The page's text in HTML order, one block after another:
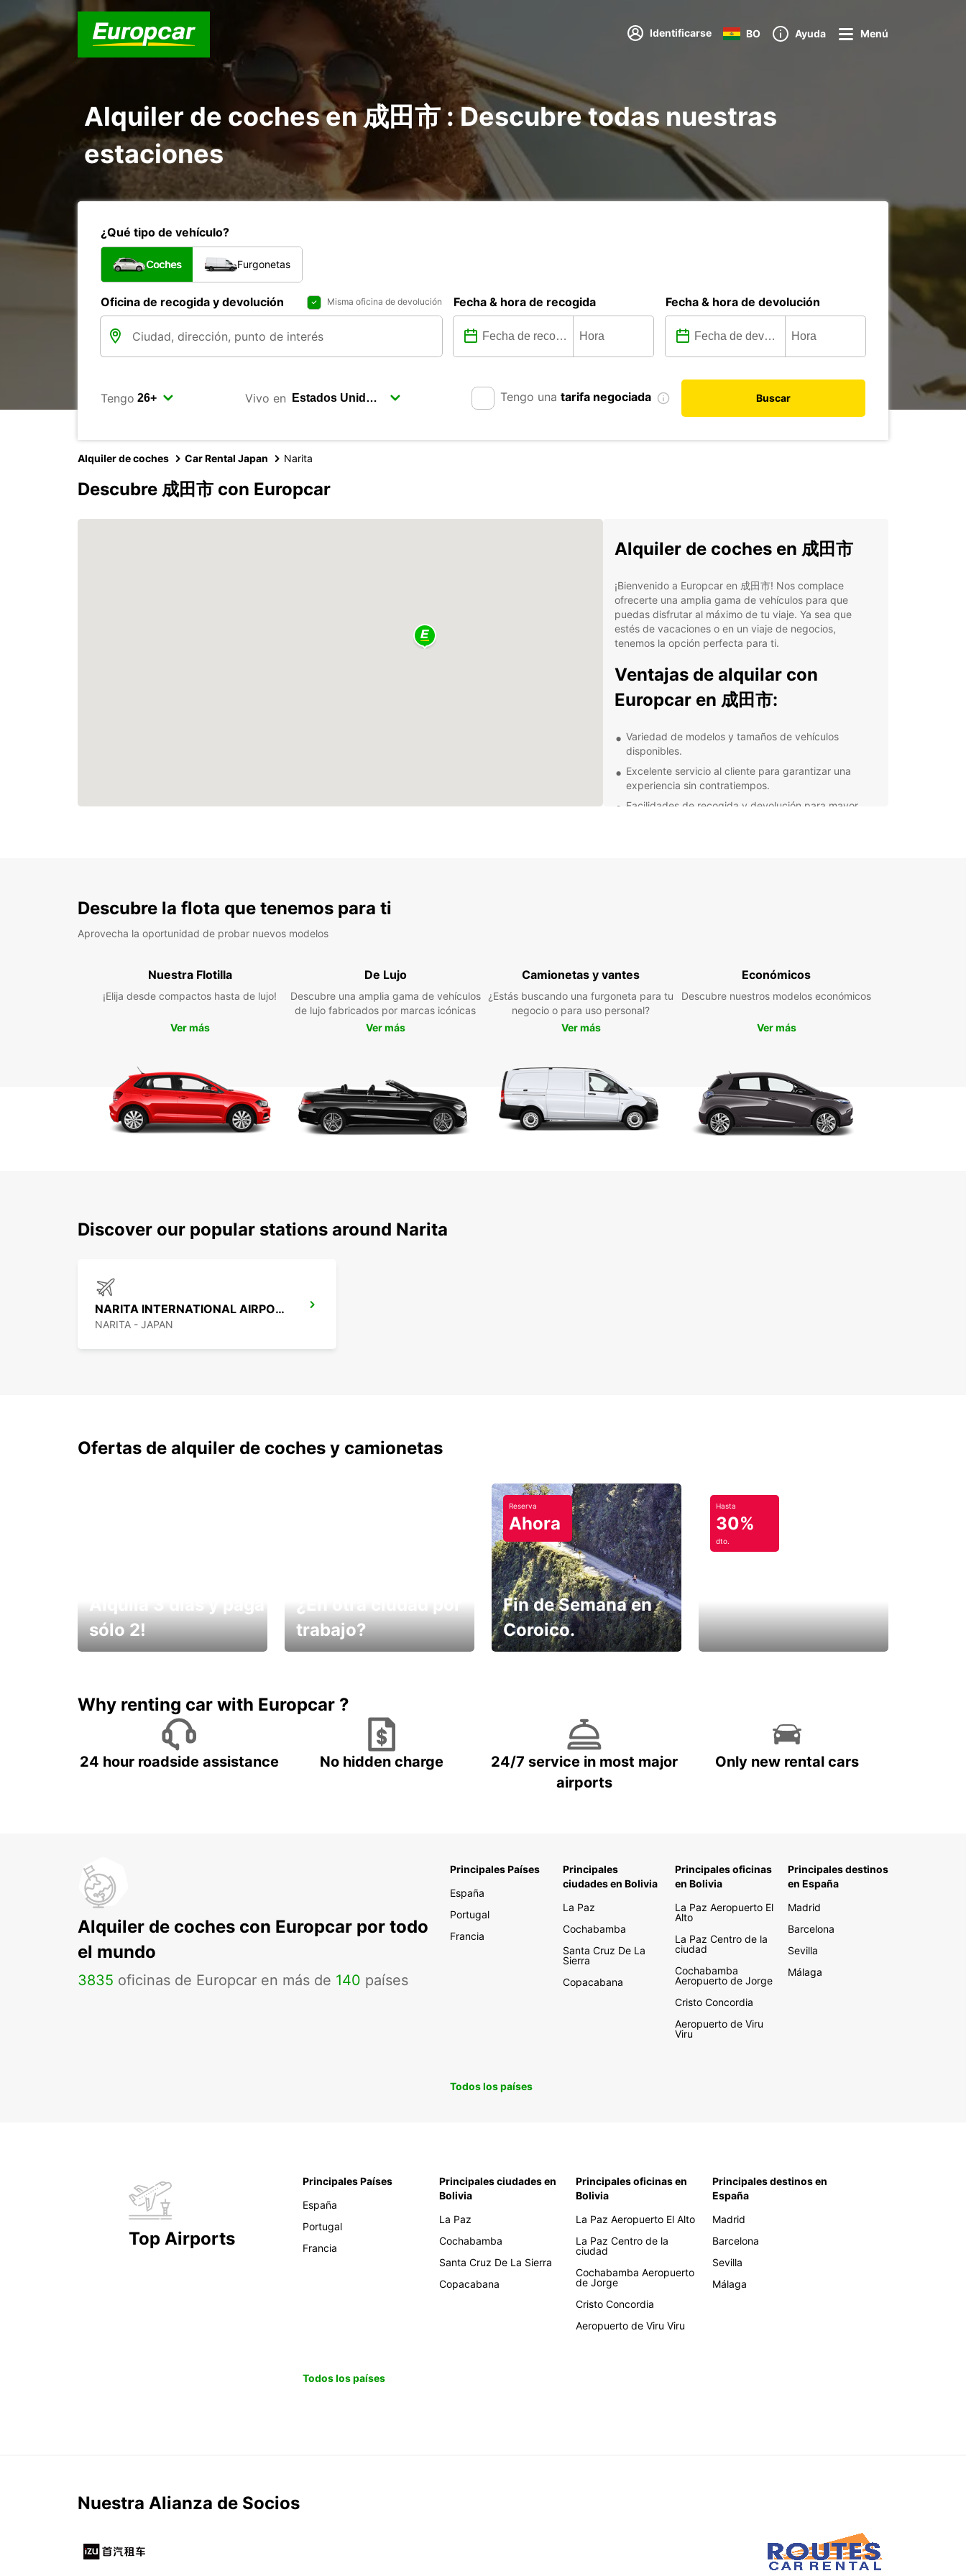
Identificarse BO Ayuda Menú
Alquiler de coches en 成田市 : Descubre todas nuestras
estaciones
¿Qué tipo de vehículo?
Coches Furgonetas
Oficina de recogida y devolución Misma oficina de devolución Fecha & hora de recogida Fecha & hora de devolución
Tengo Vivo en Tengo una tarifa negociada Buscar
Alquiler de coches Car Rental Japan Narita
Descubre 成田市 con Europcar
Alquiler de coches en 成田市
¡Bienvenido a Europcar en 成田市! Nos complace
ofrecerte una amplia gama de vehículos para que
puedas disfrutar al máximo de tu viaje. Ya sea que
estés de vacaciones o en un viaje de negocios,
tenemos la opción perfecta para ti.
Ventajas de alquilar con
Europcar en 成田市:
Variedad de modelos y tamaños de vehículos
disponibles.
Excelente servicio al cliente para garantizar una
experiencia sin contratiempos.
Facilidades de recogida y devolución para mayor
tu estancia en la ciudad.
Descubre la flota que tenemos para ti
Aprovecha la oportunidad de probar nuevos modelos
Nuestra Flotilla
¡Elija desde compactos hasta de lujo!
Ver más
De Lujo
Descubre una amplia gama de vehículos
de lujo fabricados por marcas icónicas
Ver más
Camionetas y vantes
¿Estás buscando una furgoneta para tu
negocio o para uso personal?
Ver más
Económicos
Descubre nuestros modelos económicos
Ver más
Discover our popular stations around Narita
NARITA INTERNATIONAL AIRPORT
NARITA - JAPAN
Ofertas de alquiler de coches y camionetas
sólo 2!
trabajo?
Reserva
Ahora
Fin de Semana en
Coroico.
Hasta
30%
dto.
Why renting car with Europcar ?
24 hour roadside assistance No hidden charge
24/7 service in most major
airports
Only new rental cars
Alquiler de coches con Europcar por todo
el mundo
3835 oficinas de Europcar en más de 140 países
Principales Países
España
Portugal
Francia
Principales
ciudades en Bolivia
La Paz
Cochabamba
Santa Cruz De La
Sierra
Copacabana
Principales oficinas
en Bolivia
La Paz Aeropuerto El
Alto
La Paz Centro de la
ciudad
Cochabamba
Aeropuerto de Jorge
Cristo Concordia
Aeropuerto de Viru
Viru
Principales destinos
en España
Madrid
Barcelona
Sevilla
Málaga
Todos los países
Top Airports
Principales Países
España
Portugal
Francia
Principales ciudades en
Bolivia
La Paz
Cochabamba
Santa Cruz De La Sierra
Copacabana
Principales oficinas en
Bolivia
La Paz Aeropuerto El Alto
La Paz Centro de la
ciudad
Cochabamba Aeropuerto
de Jorge
Cristo Concordia
Aeropuerto de Viru Viru
Principales destinos en
España
Madrid
Barcelona
Sevilla
Málaga
Todos los países
Nuestra Alianza de Socios